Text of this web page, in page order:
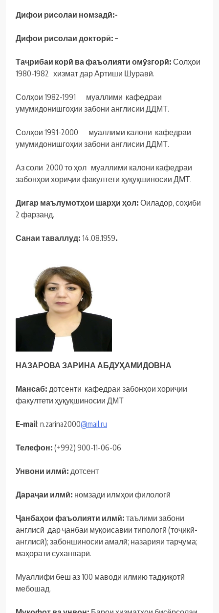
Дифои рисолаи номзадӣ:-
Дифои рисолаи докторӣ: –
Таҷрибаи корӣ вафаъолияти омӯзгорӣ: Солҳои
1980-1982 хизмат дар Артиши Шуравӣ.
Солҳои 1982-1991 муаллими кафедраи
умумидонишгоҳии забони англисии ДДМТ.
Солҳои 1991-2000 муаллими калони кафедраи
умумидонишгоҳии забони англисии ДДМТ.
Аз соли 2000 то ҳол муаллими калони кафедраи
забонҳои хориҷии факултети ҳуқуқшиносии ДМТ.
Дигар маълумотҳои шарҳи ҳол: Оиладор, соҳиби
2 фарзанд.
Санаи таваллуд: 14.08.1959.
НАЗАРОВА ЗАРИНА АБДУҲАМИДОВНА
Мансаб: дотсенти кафедраи забонҳои хориҷии
факултети ҳуқуқшиносии ДМТ
E–mail : n.zarina2000@mail.ru
Телефон: (+992) 900-11-06-06
Унвони илмӣ: дотсент
Дараҷаи илмӣ: номзади илмҳои филологӣ
Ҷанбаҳои фаъолияти илмӣ: таълими забони
англисӣ дар ҷанбаи муқоисавии типологӣ (тоҷикӣ-
англисӣ); забоншиносии амалӣ; назарияи тарҷума;
маҳорати суханварӣ.
Муаллифи беш аз 100 маводи илмию тадқиқотӣ
мебошад.